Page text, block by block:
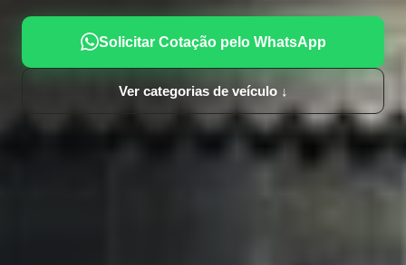
Solicitar Cotação pelo WhatsApp
Ver categorias de veículo ↓